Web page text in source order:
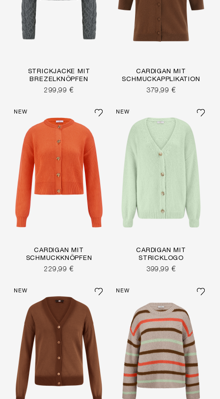
STRICKJACKE MIT
BREZELKNÖPFEN
299,99 €
CARDIGAN MIT
SCHMUCKAPPLIKATION
379,99 €
NEW
CARDIGAN MIT
SCHMUCKKNÖPFEN
229,99 €
NEW
CARDIGAN MIT
STRICKLOGO
399,99 €
NEW NEW